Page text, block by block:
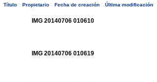
Título Propietario Fecha de creación Última modificación
IMG 20140706 010610
IMG 20140706 010619